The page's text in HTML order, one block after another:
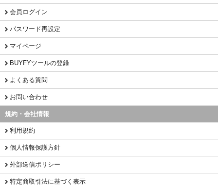
会員ログイン
パスワード再設定
マイページ
BUYFYツールの登録
よくある質問
お問い合わせ
規約・会社情報
利用規約
個人情報保護方針
外部送信ポリシー
特定商取引法に基づく表示